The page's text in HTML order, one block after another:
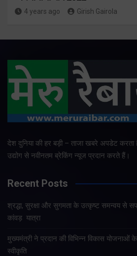
4 years ago Girish Gairola
देश दुनिया की हर बड़ी – ताजा खबरे अपडेट
उद्योग से नवीनतम ब्रेकिंग न्यूज प्रदान करते हैं।
Recent Posts
श्रद्धा, सुरक्षा और सुगमता के उत्कृष्ट समन्वय से
कांवड़ यात्रा
मुख्यमंत्री ने प्रदान की विभिन्न विकास योजनाओं
स्वीकृति